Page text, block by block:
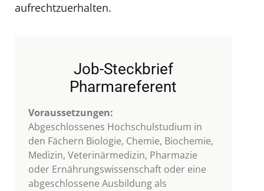
aufrechtzuerhalten.
Job-Steckbrief
Pharmareferent
Voraussetzungen:
Abgeschlossenes Hochschulstudium in
den Fächern Biologie, Chemie, Biochemie,
Medizin, Veterinärmedizin, Pharmazie
oder Ernährungswissenschaft oder eine
abgeschlossene Ausbildung als